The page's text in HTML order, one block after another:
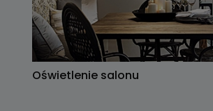
Oświetlenie salonu